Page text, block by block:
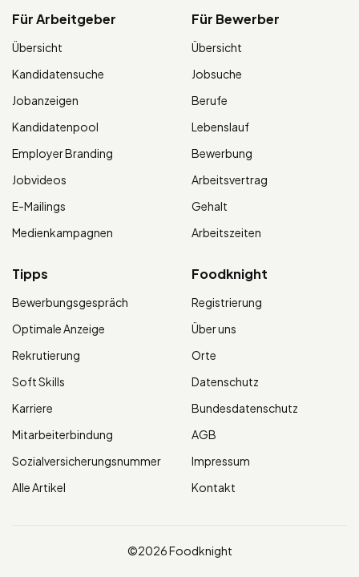
Für Arbeitgeber
Übersicht
Kandidatensuche
Jobanzeigen
Kandidatenpool
Employer Branding
Jobvideos
E-Mailings
Medienkampagnen
Für Bewerber
Übersicht
Jobsuche
Berufe
Lebenslauf
Bewerbung
Arbeitsvertrag
Gehalt
Arbeitszeiten
Tipps
Bewerbungsgespräch
Optimale Anzeige
Rekrutierung
Soft Skills
Karriere
Mitarbeiterbindung
Sozialversicherungsnummer
Alle Artikel
Foodknight
Registrierung
Über uns
Orte
Datenschutz
Bundesdatenschutz
AGB
Impressum
Kontakt
©2026 Foodknight